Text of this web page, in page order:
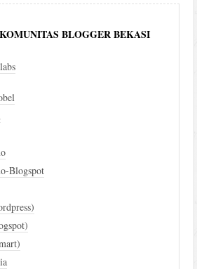
BLOGGER BEKASI
Blogspot